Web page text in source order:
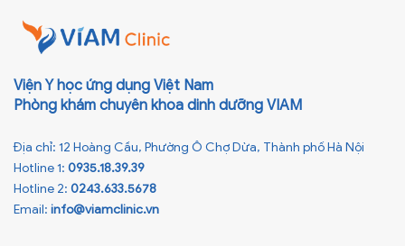
Viện Y học ứng dụng Việt Nam
Phòng khám chuyên khoa dinh dưỡng VIAM
Địa chỉ: 12 Hoàng Cầu, Phường Ô Chợ Dừa, Thành phố Hà Nội
Hotline 1: 0935.18.39.39
Hotline 2: 0243.633.5678
Email: info@viamclinic.vn